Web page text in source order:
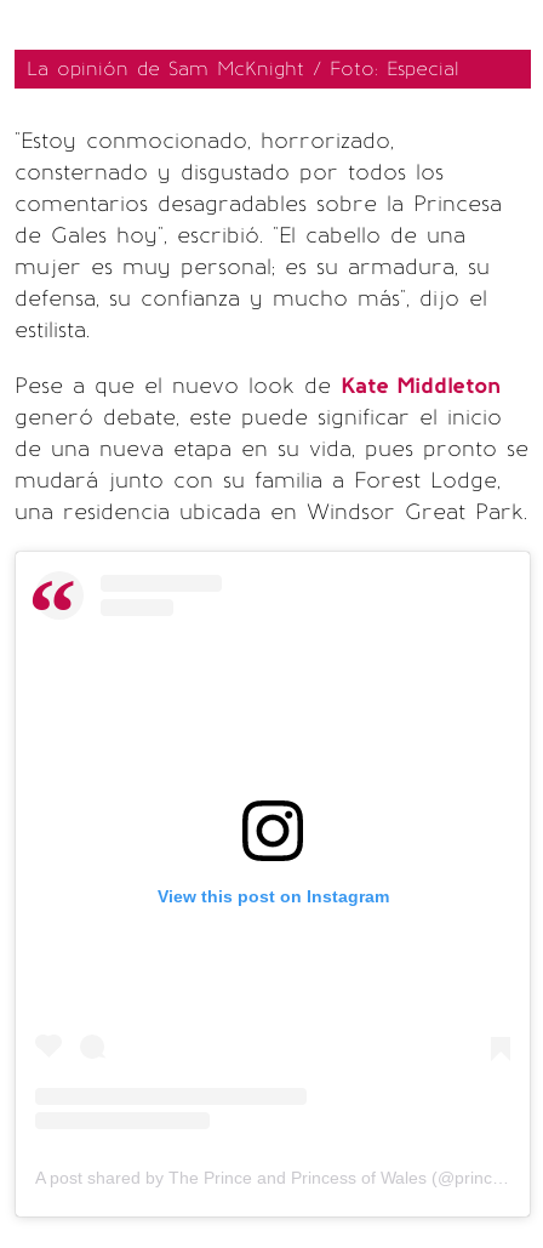
La opinión de Sam McKnight / Foto: Especial
"Estoy conmocionado, horrorizado,
consternado y disgustado por todos los
comentarios desagradables sobre la Princesa
de Gales hoy", escribió. "El cabello de una
mujer es muy personal; es su armadura, su
defensa, su confianza y mucho más", dijo el
estilista.
Pese a que el nuevo look de Kate Middleton
generó debate, este puede significar el inicio
de una nueva etapa en su vida, pues pronto se
mudará junto con su familia a Forest Lodge,
una residencia ubicada en Windsor Great Park.
View this post on Instagram
A post shared by The Prince and Princess of Wales (@princeandprincessofwales)